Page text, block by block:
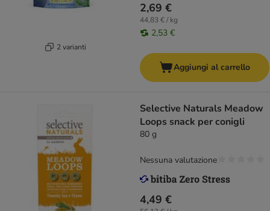
2 varianti
2,69 €
44,83 € / kg
2,53 €
Aggiungi al carrello
Selective Naturals Meadow
Loops snack per conigli
80 g
4,49 €
Nessuna valutazione